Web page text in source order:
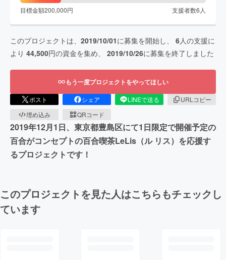
目標金額200,000円 支援者数6 人
このプロジェクトは、 2019/10/01に募集を開始し、 6人の支援に
より 44,500円の資金を集め、 2019/10/26に募集を終了しました
もう一度プロジェクトをやってほしい
ポスト シェア LINEで送る
URLコピー
埋め込み
QRコード
2019年12月1日、東京都豊島区にて1日限定で開催予定の
百合がコンセプトの百合喫茶LeLis（ル リス）を応援す
るプロジェクトです！
このプロジェクトを見た人はこちらもチェックし
ています